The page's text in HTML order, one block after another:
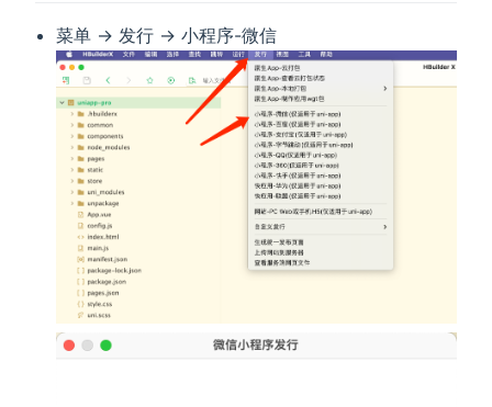
菜单 -> 发行 -> 小程序-微信